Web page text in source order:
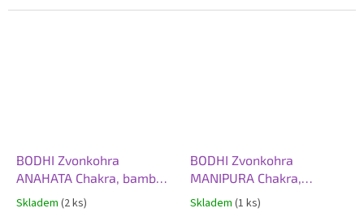
a podložkou
zvonkohra doladí vaši jógovou
BODHI Zvonkohra
ANAHATA Chakra, bambus,
♪♪ Fm FACG, Vzduch
Skladem (2 ks)
BODHI Zvonkohra
MANIPURA Chakra,
bambus, ♪♪ EGBF, Oheň
Skladem (1 ks)